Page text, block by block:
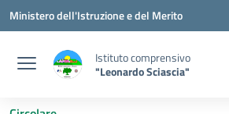
Vai ai contenuti
Vai al menu di navigazione
Vai al footer
Ministero dell'Istruzione e del Merito
Istituto comprensivo
"Leonardo Sciascia"